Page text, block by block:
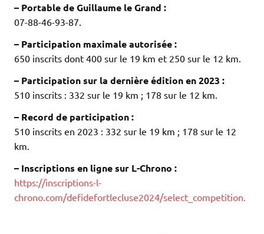
– Portable de Guillaume le Grand :
07-88-46-93-87.
– Participation maximale autorisée :
650 inscrits dont 400 sur le 19 km et 250 sur le 12 km.
– Participation sur la dernière édition en 2023 :
510 inscrits : 332 sur le 19 km ; 178 sur le 12 km.
– Record de participation :
510 inscrits en 2023 : 332 sur le 19 km ; 178 sur le 12
km.
– Inscriptions en ligne sur L-Chrono :
https://inscriptions-l-
chrono.com/defidefortlecluse2024/select_competition.